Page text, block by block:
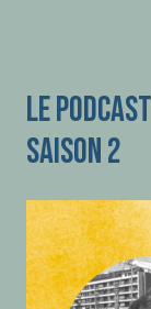
LE PODCAST
SAISON 2